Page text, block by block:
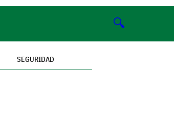
🔍
SEGURIDAD